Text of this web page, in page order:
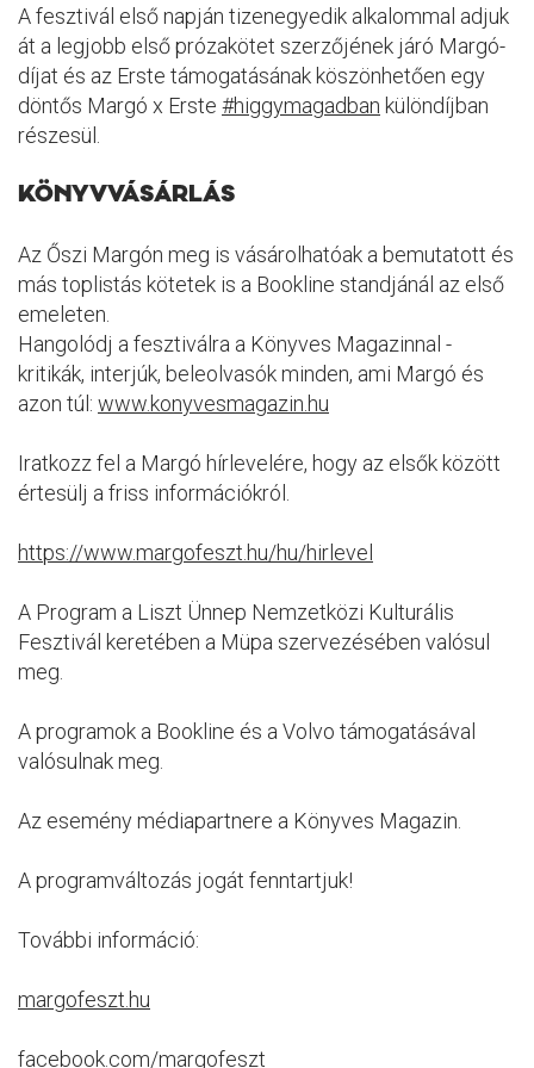
A fesztivál első napján tizenegyedik alkalommal adjuk
át a legjobb első prózakötet szerzőjének járó Margó-
díjat és az Erste támogatásának köszönhetően egy
döntős Margó x Erste #higgymagadban különdíjban
részesül.
KÖNYVVÁSÁRLÁS
Az Őszi Margón meg is vásárolhatóak a bemutatott és
más toplistás kötetek is a Bookline standjánál az első
emeleten.
Hangolódj a fesztiválra a Könyves Magazinnal -
kritikák, interjúk, beleolvasók minden, ami Margó és
azon túl: www.konyvesmagazin.hu
Iratkozz fel a Margó hírlevelére, hogy az elsők között
értesülj a friss információkról.
https://www.margofeszt.hu/hu/hirlevel
A Program a Liszt Ünnep Nemzetközi Kulturális
Fesztivál keretében a Müpa szervezésében valósul
meg.
A programok a Bookline és a Volvo támogatásával
valósulnak meg.
Az esemény médiapartnere a Könyves Magazin.
A programváltozás jogát fenntartjuk!
További információ:
margofeszt.hu
facebook.com/margofeszt